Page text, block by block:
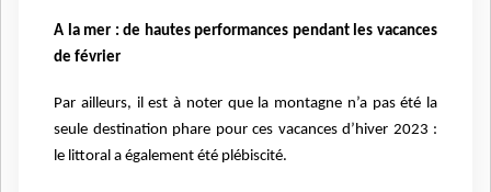
A la mer : de hautes performances pendant les vacances
de février
Par ailleurs, il est à noter que la montagne n’a pas été la
seule destination phare pour ces vacances d’hiver 2023 :
le littoral a également été plébiscité.